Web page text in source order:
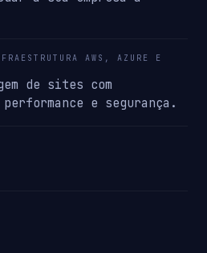
AWS, AZURE E
de sites com
e segurança.